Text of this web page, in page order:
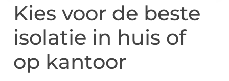
Kies voor de beste
isolatie in huis of
op kantoor